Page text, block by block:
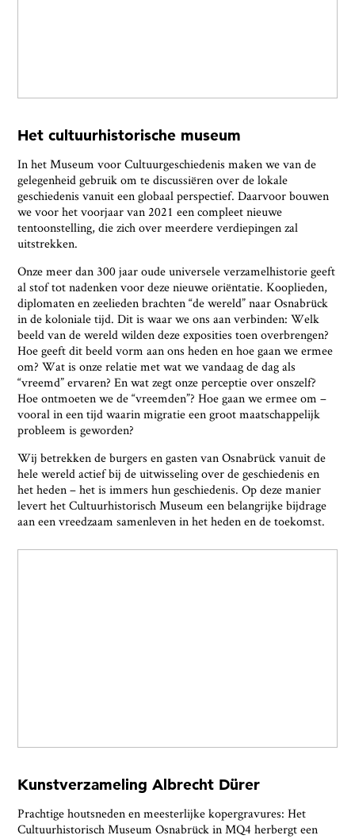
Het cultuurhistorische museum
In het Museum voor Cultuurgeschiedenis maken we van de
gelegenheid gebruik om te discussiëren over de lokale
geschiedenis vanuit een globaal perspectief. Daarvoor bouwen
we voor het voorjaar van 2021 een compleet nieuwe
tentoonstelling, die zich over meerdere verdiepingen zal
uitstrekken.
Onze meer dan 300 jaar oude universele verzamelhistorie geeft
al stof tot nadenken voor deze nieuwe oriëntatie. Kooplieden,
diplomaten en zeelieden brachten “de wereld” naar Osnabrück
in de koloniale tijd. Dit is waar we ons aan verbinden: Welk
beeld van de wereld wilden deze exposities toen overbrengen?
Hoe geeft dit beeld vorm aan ons heden en hoe gaan we ermee
om? Wat is onze relatie met wat we vandaag de dag als
“vreemd” ervaren? En wat zegt onze perceptie over onszelf?
Hoe ontmoeten we de “vreemden”? Hoe gaan we ermee om –
vooral in een tijd waarin migratie een groot maatschappelijk
probleem is geworden?
Wij betrekken de burgers en gasten van Osnabrück vanuit de
hele wereld actief bij de uitwisseling over de geschiedenis en
het heden – het is immers hun geschiedenis. Op deze manier
levert het Cultuurhistorisch Museum een belangrijke bijdrage
aan een vreedzaam samenleven in het heden en de toekomst.
Kunstverzameling Albrecht Dürer
Prachtige houtsneden en meesterlijke kopergravures: Het
Cultuurhistorisch Museum Osnabrück in MQ4 herbergt een